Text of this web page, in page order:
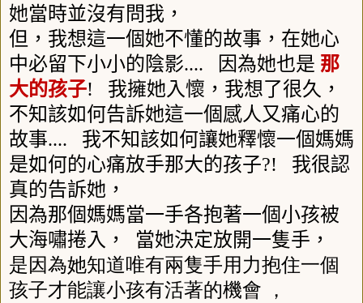
她當時並沒有問我，
但，我想這一個她不懂的故事，在她心
中必留下小小的陰影.... 因為她也是 那
大的孩子! 我擁她入懷，我想了很久，
不知該如何告訴她這一個感人又痛心的
故事.... 我不知該如何讓她釋懷一個媽媽
是如何的心痛放手那大的孩子?! 我很認
真的告訴她，
因為那個媽媽當一手各抱著一個小孩被
大海嘯捲入，
當她決定放開一隻手，
是因為她知道唯有兩隻手用力抱住一個
孩子才能讓小孩有活著的機會 ，